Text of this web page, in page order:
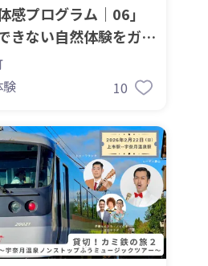
感プログラム｜06」
きない自然体験をガイ
10